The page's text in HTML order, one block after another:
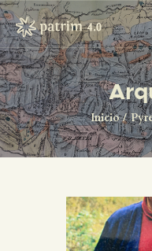
Inicio
INICIO
LA RED
CONTACTO